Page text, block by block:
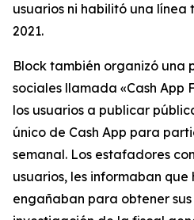
usuarios ni habilitó una
2021.
Block también organizó una
sociales llamada «Cash App
los usuarios a publicar
único de Cash App para
semanal. Los estafadores
usuarios, les informaban
engañaban para obtener